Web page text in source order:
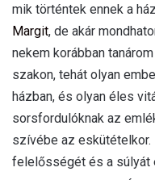
mik történtek ennek a
Margit, de akár
nekem korábban
szakon, tehát olyan
házban, és olyan éles
sorsfordulóknak az
szívébe az eskütételkor.
felelősségét és a súlyát